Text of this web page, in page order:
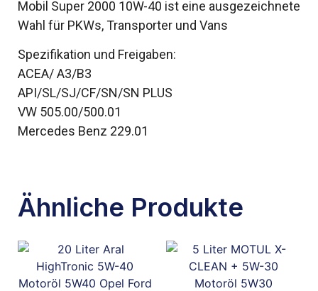
Mobil Super 2000 10W-40 ist eine ausgezeichnete
Wahl für PKWs, Transporter und Vans
Spezifikation und Freigaben:
ACEA/ A3/B3
API/SL/SJ/CF/SN/SN PLUS
VW 505.00/500.01
Mercedes Benz 229.01
Ähnliche Produkte